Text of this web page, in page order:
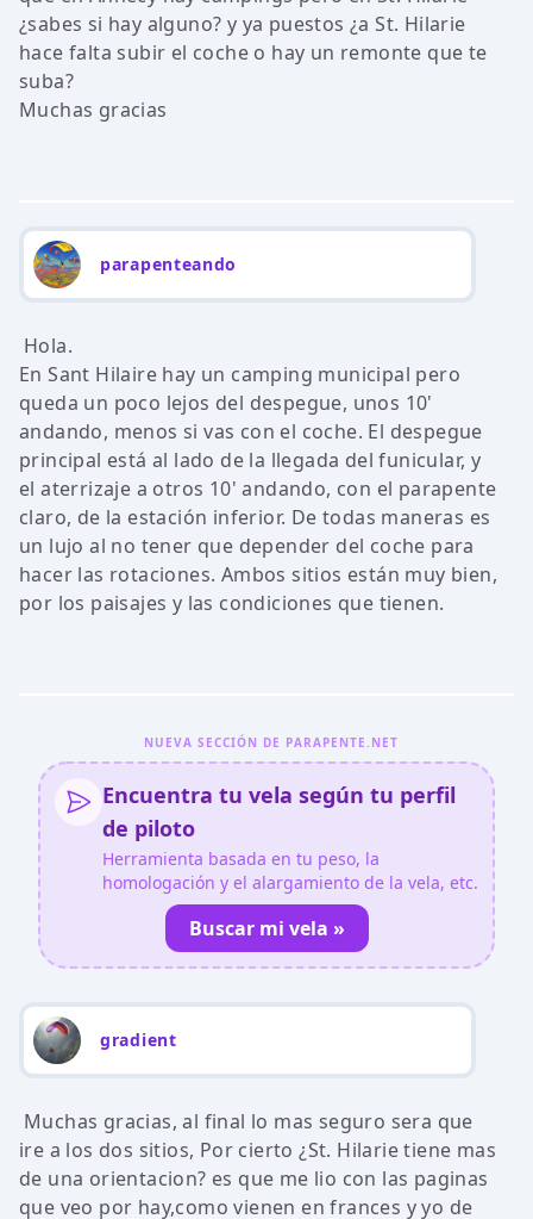
¿sabes si hay alguno? y ya puestos ¿a St. Hilarie
hace falta subir el coche o hay un remonte que te
suba?
Muchas gracias
parapenteando
Hola.
En Sant Hilaire hay un camping municipal pero
queda un poco lejos del despegue, unos 10'
andando, menos si vas con el coche. El despegue
principal está al lado de la llegada del funicular, y
el aterrizaje a otros 10' andando, con el parapente
claro, de la estación inferior. De todas maneras es
un lujo al no tener que depender del coche para
hacer las rotaciones. Ambos sitios están muy bien,
por los paisajes y las condiciones que tienen.
NUEVA SECCIÓN DE PARAPENTE.NET
Encuentra tu vela según tu perfil
de piloto
Herramienta basada en tu peso, la
homologación y el alargamiento de la vela, etc.
Buscar mi vela »
gradient
Muchas gracias, al final lo mas seguro sera que
ire a los dos sitios, Por cierto ¿St. Hilarie tiene mas
de una orientacion? es que me lio con las paginas
que veo por hay,como vienen en frances y yo de